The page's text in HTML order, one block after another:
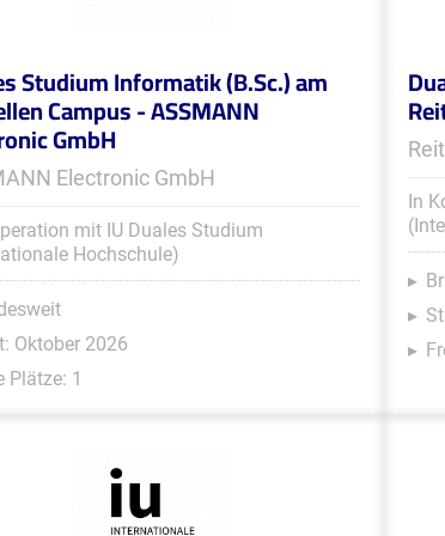
Studium Informatik (B.Sc.) am
Campus - ASSMANN
GmbH
Electronic GmbH
mit IU Duales Studium
Hochschule)
Oktober 2026
Plätze: 1
In